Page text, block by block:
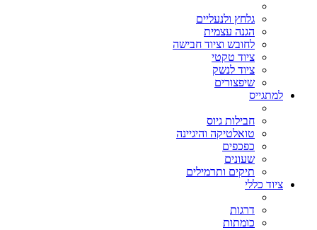
גלחץ ולנעליים
הגנה עצמית
לחובש וציוד חבישה
ציוד טקטי
ציוד לנשק
שיפצורים
למתגייס
חבילות גיוס
טואלטיקה והיגיינה
כפכפים
שעונים
תיקים ותרמילים
ציוד כללי
דרגות
כומתות